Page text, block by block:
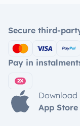
Secure third-
Pay in
Download
App Store